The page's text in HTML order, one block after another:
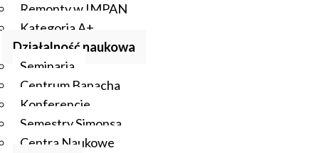
Remonty w IMPAN
Kategoria A+
Działalność naukowa
Seminaria
Centrum Banacha
Konferencje
Semestry Simonsa
Centra Naukowe